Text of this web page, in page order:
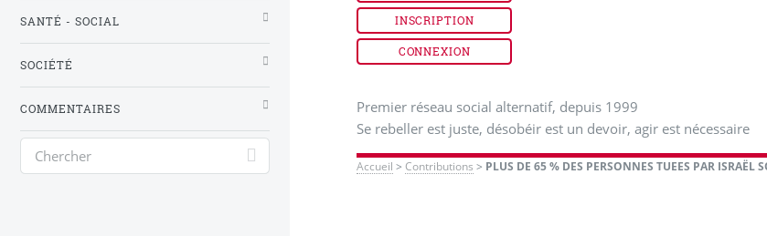
INSCRIPTION
CONNEXION
Premier réseau social alternatif, depuis 1999
Se rebeller est juste, désobéir est un devoir, agir est nécessaire
Accueil >Contributions > PLUS DE 65 % DES PERSONNES TUEES PAR ISRAËL
SANTÉ - SOCIAL
SOCIÉTÉ
COMMENTAIRES